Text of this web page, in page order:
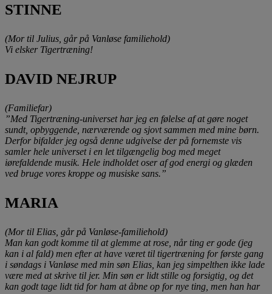
STINNE
(Mor til Julius, går på Vanløse familiehold)
Vi elsker Tigertræning!
DAVID NEJRUP
(Familiefar)
”Med Tigertræning-universet har jeg en følelse af at gøre noget
sundt, opbyggende, nærværende og sjovt sammen med mine børn.
Derfor bifalder jeg også denne udgivelse der på fornemste vis
samler hele universet i en let tilgængelig bog med meget
iørefaldende musik. Hele indholdet oser af god energi og glæden
ved bruge vores kroppe og musiske sans.”
MARIA
(Mor til Elias, går på Vanløse-familiehold)
Man kan godt komme til at glemme at rose, når ting er gode (jeg
kan i al fald) men efter at have været til tigertræning for første gang
i søndags i Vanløse med min søn Elias, kan jeg simpelthen ikke lade
være med at skrive til jer. Min søn er lidt stille og forsigtig, og det
kan godt tage lidt tid for ham at åbne op for nye ting, men han har